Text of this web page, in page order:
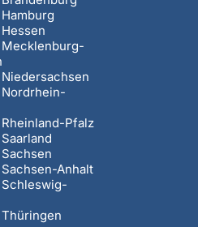
Pfalz
Anhalt